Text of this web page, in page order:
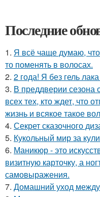
Последние
1. Я всё чаще думаю,
то поменять в волосах.
2. 2 года! Я без гель
3. В преддверии сезона
всех тех, кто ждет, что
жизнь и всякое такое
4. Секрет сказочного
5. Кукольный мир за
6. Маникюр - это
визитную карточку, а
самовыражения.
7. Домашний уход